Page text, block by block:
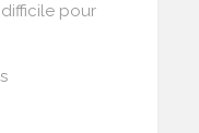
difficile pour